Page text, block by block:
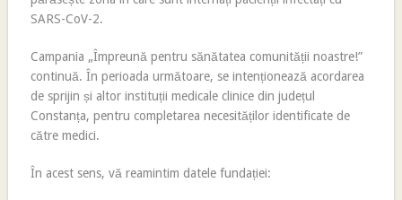
SARS-CoV-2.
Campania „Împreună pentru sănătatea comunității noastre!”
continuă. În perioada următoare, se intenționează acordarea
de sprijin și altor instituții medicale clinice din județul
Constanța, pentru completarea necesităților identificate de
către medici.
În acest sens, vă reamintim datele fundației: